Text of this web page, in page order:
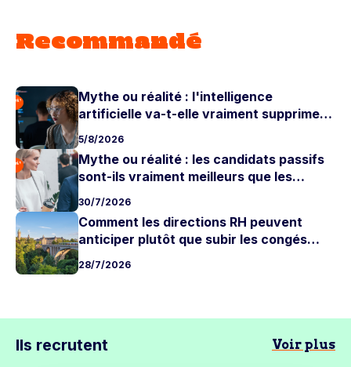
Recommandé
Mythe ou réalité : l'intelligence
artificielle va-t-elle vraiment supprimer
les postes juniors ?
5/8/2026
Mythe ou réalité : les candidats passifs
sont-ils vraiment meilleurs que les
candidats actifs ?
30/7/2026
Comment les directions RH peuvent
anticiper plutôt que subir les congés
d'été
28/7/2026
Ils recrutent Voir plus